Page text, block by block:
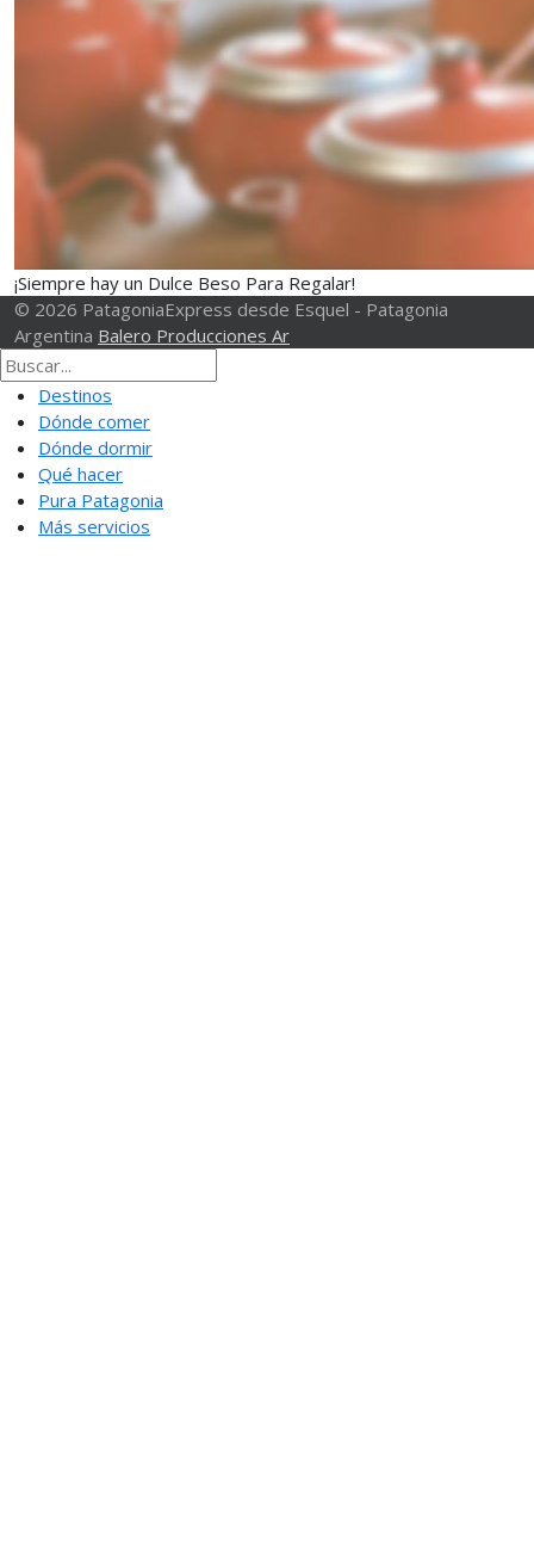
¡Siempre hay un Dulce Beso Para Regalar!
© 2026 PatagoniaExpress desde Esquel - Patagonia
Argentina Balero Producciones Ar
Destinos
Dónde comer
Dónde dormir
Qué hacer
Pura Patagonia
Más servicios